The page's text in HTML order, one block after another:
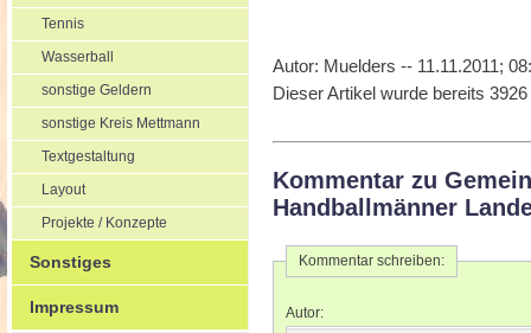
Tennis
Wasserball
sonstige Geldern
sonstige Kreis Mettmann
Textgestaltung
Layout
Projekte / Konzepte
Sonstiges
Impressum
Autor: Muelders -- 11.11.2011;
Dieser Artikel wurde bereits
Kommentar zu
Handballmänner
Kommentar schreiben:
Autor: